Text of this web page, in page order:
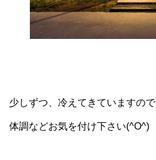
少しずつ、冷えてきていますので
体調などお気を付け下さい(^O^)